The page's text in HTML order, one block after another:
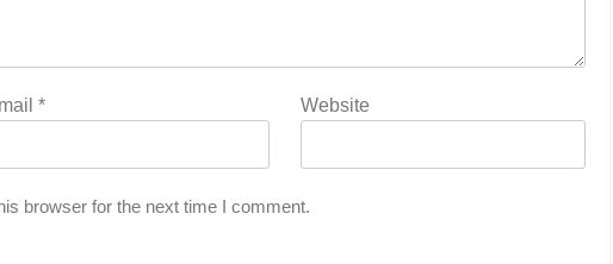
* Website
browser for the next time I comment.